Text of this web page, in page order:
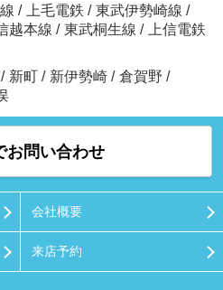
/ 上毛電鉄 / 東武伊勢崎線 /
越本線 / 東武桐生線 /
上信電鉄
/ 新町 / 新伊勢崎 / 倉賀野 /
お問い合わせ
会社概要
来店予約